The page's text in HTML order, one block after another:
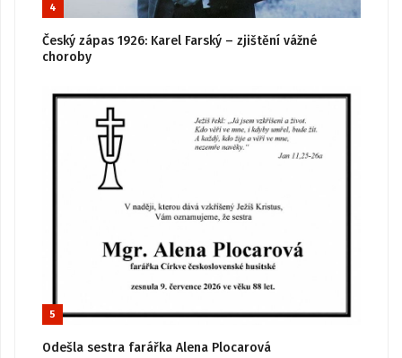
4
Český zápas 1926: Karel Farský – zjištění vážné
choroby
5
Odešla sestra farářka Alena Plocarová